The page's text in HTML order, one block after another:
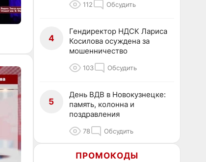
112 Обсудить
4
Гендиректор НДСК Лариса
Косилова осуждена за
мошенничество
103 Обсудить
5
День ВДВ в Новокузнецке:
память, колонна и
поздравления
78 Обсудить
ПРОМОКОДЫ